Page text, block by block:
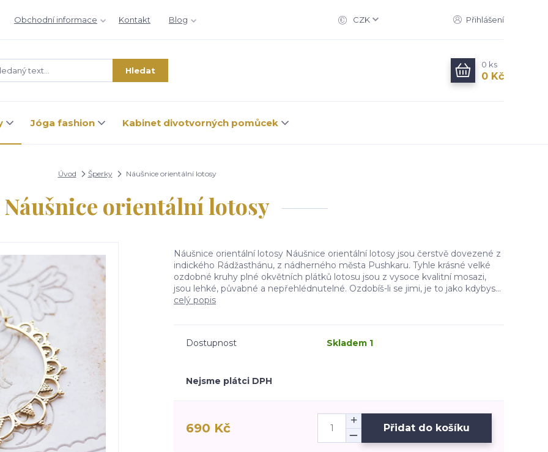
Obchodní informace Kontakt Blog CZK Přihlášení
Hledat
0 ks
0 Kč
Jóga fashion Kabinet divotvorných pomůcek
Úvod Šperky Náušnice orientální lotosy
Náušnice orientální lotosy
Náušnice orientální lotosy Náušnice orientální lotosy jsou čerstvě dovezené z
indického Rádžasthánu, z nádherného města Pushkaru. Tyhle krásné velké
ozdobné kruhy plné okvětních plátků lotosu jsou z vysoce kvalitní mosazi,
jsou lehké, půvabné a nepřehlédnutelné. Ozdobíš-li se jimi, je to jako kdybys...
celý popis
Dostupnost Skladem 1
Nejsme plátci DPH
690 Kč Přidat do košíku